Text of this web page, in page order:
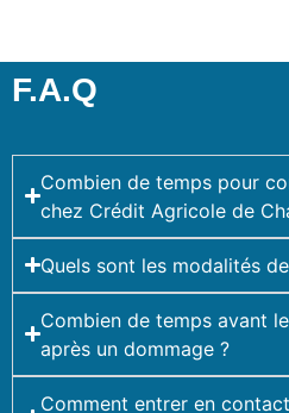
F.A.Q
Combien de temps pour
chez Crédit Agricole de
Quels sont les modalités
Combien de temps avant
après un dommage ?
Comment entrer en